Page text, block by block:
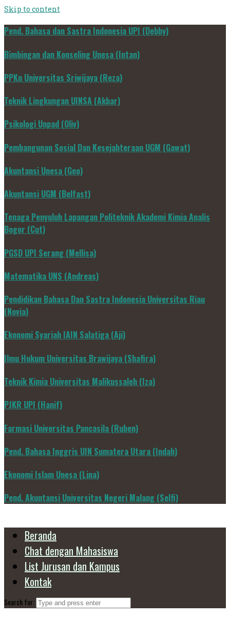
Skip to content
Pend. Bahasa dan Sastra Indonesia UPI (Debby)
Bimbingan dan Konseling Unesa (Intan)
PPKn Universitas Sriwijaya (Reza)
Teknik Lingkungan UINSA (Akbar)
Psikologi Unpad (Oliv)
Pembangunan Sosial Dan Kesejahteraan UGM (Gawat)
Akuntansi Unesa (Geo)
Akuntansi UGM (Belfast)
Tenaga Penyuluh Lapangan Politeknik Akademi Kimia Analis
Bogor (Cut)
PGSD UPI Serang (Mellisa)
Matematika UNS (Andreas)
Pendidikan Bahasa Dan Sastra Indonesia Universitas Riau
(Novia)
Ekonomi Syariah IAIN Salatiga (Aji)
Ilmu Hukum Universitas Brawijaya (Shafira)
Teknik Kimia Universitas Malikussaleh (Iza)
PJKR UPI (Hanif)
Farmasi Universitas Pancasila (Ruben)
Pend. Bahasa Inggris UIN Sumatera Utara (Indah)
Ekonomi Islam Unesa (Lina)
Pend. Akuntansi Universitas Negeri Malang (Selfi)
Beranda
Chat dengan Mahasiswa
List Jurusan dan Kampus
Kontak
Search for: